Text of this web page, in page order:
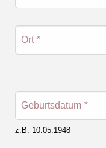
Ort *
Geburtsdatum *
z.B. 10.05.1948